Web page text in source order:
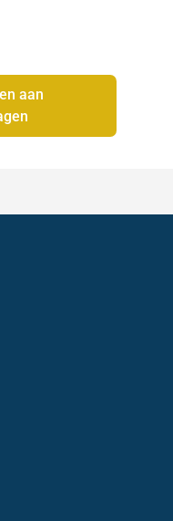
aan